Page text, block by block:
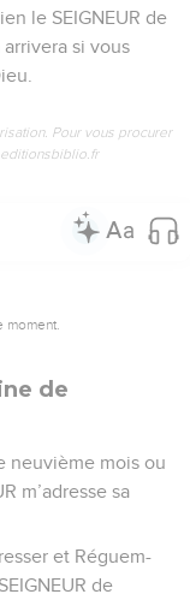
le SEIGNEUR de
arrivera si vous
Pour vous procurer
de
neuvième mois ou
m’adresse sa
et Réguem-
de